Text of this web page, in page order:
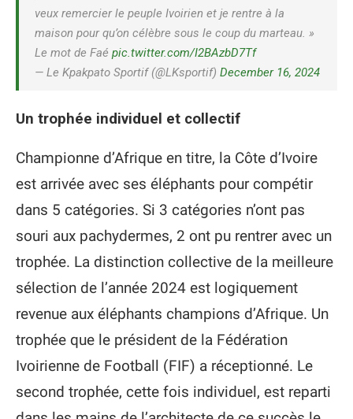
veux remercier le peuple Ivoirien et je rentre à la
maison pour qu’on célèbre sous le coup du marteau. »
Le mot de Faé pic.twitter.com/I2BAzbD7Tf
— Le Kpakpato Sportif (@LKsportif) December 16, 2024
Un trophée individuel et collectif
Championne d’Afrique en titre, la Côte d’Ivoire
est arrivée avec ses éléphants pour compétir
dans 5 catégories. Si 3 catégories n’ont pas
souri aux pachydermes, 2 ont pu rentrer avec un
trophée. La distinction collective de la meilleure
sélection de l’année 2024 est logiquement
revenue aux éléphants champions d’Afrique. Un
trophée que le président de la Fédération
Ivoirienne de Football (FIF) a réceptionné. Le
second trophée, cette fois individuel, est reparti